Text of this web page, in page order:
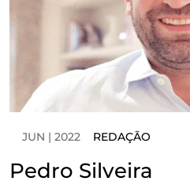
JUN | 2022 REDAÇÃO
Pedro Silveira